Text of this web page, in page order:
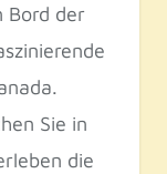
Bord der
Sie in
die